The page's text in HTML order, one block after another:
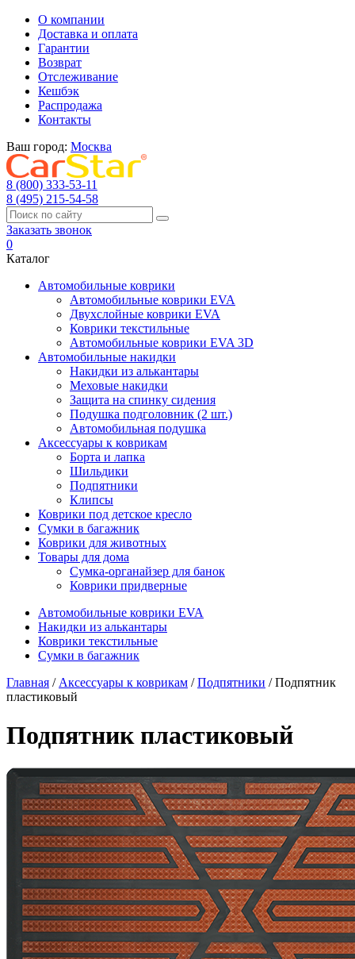
О компании
Доставка и оплата
Гарантии
Возврат
Отслеживание
Кешбэк
Распродажа
Контакты
Ваш город: Москва
8 (800) 333-53-11
8 (495) 215-54-58
Заказать звонок
0
Каталог
Автомобильные коврики
Автомобильные коврики EVA
Двухслойные коврики EVA
Коврики текстильные
Автомобильные коврики EVA 3D
Автомобильные накидки
Накидки из алькантары
Меховые накидки
Защита на спинку сидения
Подушка подголовник (2 шт.)
Автомобильная подушка
Аксессуары к коврикам
Борта и лапка
Шильдики
Подпятники
Клипсы
Коврики под детское кресло
Сумки в багажник
Коврики для животных
Товары для дома
Сумка-органайзер для банок
Коврики придверные
Автомобильные коврики EVA
Накидки из алькантары
Коврики текстильные
Сумки в багажник
Главная / Аксессуары к коврикам /Подпятники / Подпятник
пластиковый
Подпятник пластиковый